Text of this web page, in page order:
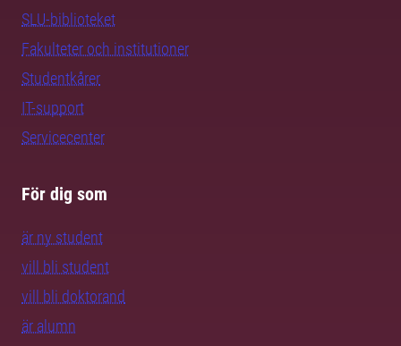
SLU-biblioteket
Fakulteter och institutioner
Studentkårer
IT-support
Servicecenter
För dig som
är ny student
vill bli student
vill bli doktorand
är alumn